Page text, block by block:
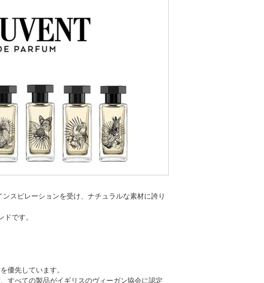
スピレーションを受け、ナチュラルな素材に誇り
です。
優先しています。
すべての製品がイギリスのヴィーガン協会に認定